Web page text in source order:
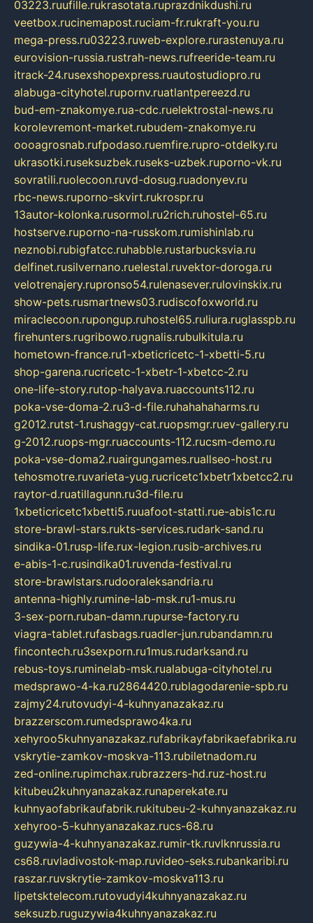
03223.ruufille.rukrasotata.ruprazdnikdushi.ru
veetbox.rucinemapost.ruciam-fr.rukraft-you.ru
mega-press.ru03223.ruweb-explore.rurastenuya.ru
eurovision-russia.rustrah-news.rufreeride-team.ru
itrack-24.rusexshopexpress.ruautostudiopro.ru
alabuga-cityhotel.rupornv.ruatlantpereezd.ru
bud-em-znakomye.rua-cdc.ruelektrostal-news.ru
korolevremont-market.rubudem-znakomye.ru
oooagrosnab.rufpodaso.ruemfire.rupro-otdelky.ru
ukrasotki.ruseksuzbek.ruseks-uzbek.ruporno-vk.ru
sovratili.ruolecoon.ruvd-dosug.ruadonyev.ru
rbc-news.ruporno-skvirt.rukrospr.ru
13autor-kolonka.rusormol.ru2rich.ruhostel-65.ru
hostserve.ruporno-na-russkom.rumishinlab.ru
neznobi.rubigfatcc.ruhabble.rustarbucksvia.ru
delfinet.rusilvernano.ruelestal.ruvektor-doroga.ru
velotrenajery.rupronso54.rulenasever.rulovinskix.ru
show-pets.rusmartnews03.rudiscofoxworld.ru
miraclecoon.rupongup.ruhostel65.ruliura.ruglasspb.ru
firehunters.rugribowo.rugnalis.rubulkitula.ru
hometown-france.ru1-xbeticricetc-1-xbetti-5.ru
shop-garena.rucricetc-1-xbetr-1-xbetcc-2.ru
one-life-story.rutop-halyava.ruaccounts112.ru
poka-vse-doma-2.ru3-d-file.ruhahahaharms.ru
g2012.rutst-1.rushaggy-cat.ruopsmgr.ruev-gallery.ru
g-2012.ruops-mgr.ruaccounts-112.rucsm-demo.ru
poka-vse-doma2.ruairgungames.ruallseo-host.ru
tehosmotre.ruvarieta-yug.rucricetc1xbetr1xbetcc2.ru
raytor-d.ruatillagunn.ru3d-file.ru
1xbeticricetc1xbetti5.ruuafoot-statti.rue-abis1c.ru
store-brawl-stars.rukts-services.rudark-sand.ru
sindika-01.rusp-life.rux-legion.rusib-archives.ru
e-abis-1-c.rusindika01.ruvenda-festival.ru
store-brawlstars.rudooraleksandria.ru
antenna-highly.rumine-lab-msk.ru1-mus.ru
3-sex-porn.ruban-damn.rupurse-factory.ru
viagra-tablet.rufasbags.ruadler-jun.rubandamn.ru
fincontech.ru3sexporn.ru1mus.rudarksand.ru
rebus-toys.ruminelab-msk.rualabuga-cityhotel.ru
medsprawo-4-ka.ru2864420.rublagodarenie-spb.ru
zajmy24.rutovudyi-4-kuhnyanazakaz.ru
brazzerscom.rumedsprawo4ka.ru
xehyroo5kuhnyanazakaz.rufabrikayfabrikaefabrika.ru
vskrytie-zamkov-moskva-113.rubiletnadom.ru
zed-online.rupimchax.rubrazzers-hd.ruz-host.ru
kitubeu2kuhnyanazakaz.runaperekate.ru
kuhnyaofabrikaufabrik.rukitubeu-2-kuhnyanazakaz.ru
xehyroo-5-kuhnyanazakaz.rucs-68.ru
guzywia-4-kuhnyanazakaz.rumir-tk.ruvlknrussia.ru
cs68.ruvladivostok-map.ruvideo-seks.rubankaribi.ru
raszar.ruvskrytie-zamkov-moskva113.ru
lipetsktelecom.rutovudyi4kuhnyanazakaz.ru
seksuzb.ruguzywia4kuhnyanazakaz.ru